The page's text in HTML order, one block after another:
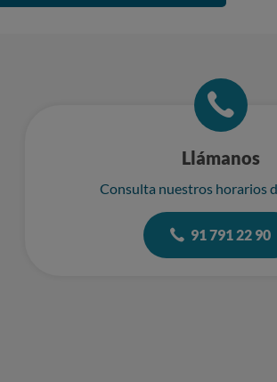
Llámanos
Consulta nuestros horarios
91 791 22 90